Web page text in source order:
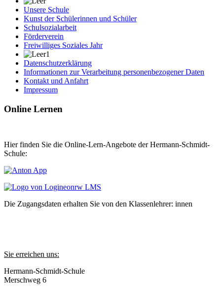
Unsere Schule
Kunst der Schülerinnen und Schüler
Schulsozialarbeit
Förderverein
Freiwilliges Soziales Jahr
Datenschutzerklärung
Informationen zur Verarbeitung personenbezogener Daten
Kontakt und Anfahrt
Impressum
Online Lernen
Hier finden Sie die Online-Lern-Angebote der Hermann-Schmidt-
Schule:
Die Zugangsdaten erhalten Sie von den Klassenlehrer: innen
Sie erreichen uns:
Hermann-Schmidt-Schule
Merschweg 6